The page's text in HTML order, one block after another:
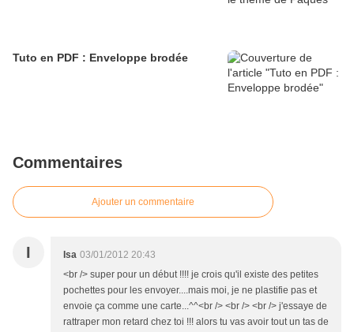
Tuto en PDF : Enveloppe brodée
Commentaires
Ajouter un commentaire
I Isa 03/01/2012 20:43
<br /> super pour un début !!!! je crois qu'il existe des petites
pochettes pour les envoyer....mais moi, je ne plastifie pas et
envoie ça comme une carte...^^<br /> <br /> <br /> j'essaye de
rattraper mon retard chez toi !!! alors tu vas avoir tout un tas de